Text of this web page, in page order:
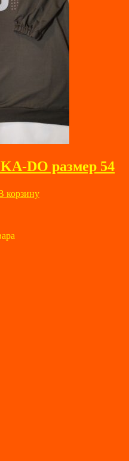
DO размер 54
цена:
корзину